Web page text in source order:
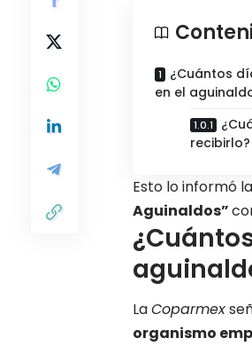
¿Cuántos
en el
recibirlo?
Esto lo informó la
Aguinaldos”
LaCoparmex
organismo